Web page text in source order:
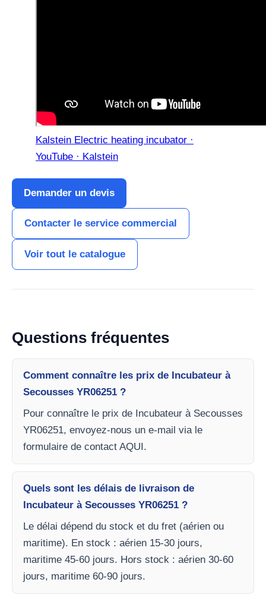
Kalstein Electric heating incubator ·
YouTube · Kalstein
Demander un devis
Contacter le service commercial
Voir tout le catalogue
Questions fréquentes
Comment connaître les prix de Incubateur à
Secousses YR06251 ?
Pour connaître le prix de Incubateur à Secousses
YR06251, envoyez-nous un e-mail via le
formulaire de contact AQUI.
Quels sont les délais de livraison de
Incubateur à Secousses YR06251 ?
Le délai dépend du stock et du fret (aérien ou
maritime). En stock : aérien 15-30 jours,
maritime 45-60 jours. Hors stock : aérien 30-60
jours, maritime 60-90 jours.